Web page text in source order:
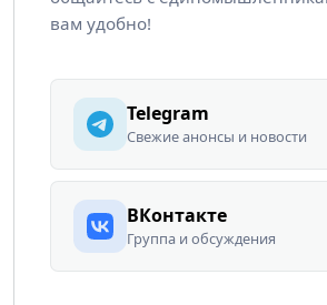
вам удобно!
Telegram
Свежие анонсы и новости
ВКонтакте
Группа и обсуждения